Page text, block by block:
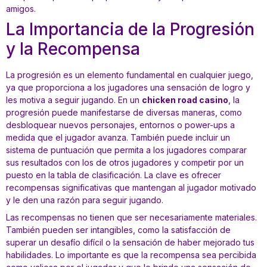
amigos.
La Importancia de la Progresión
y la Recompensa
La progresión es un elemento fundamental en cualquier juego,
ya que proporciona a los jugadores una sensación de logro y
les motiva a seguir jugando. En un chicken road casino , la
progresión puede manifestarse de diversas maneras, como
desbloquear nuevos personajes, entornos o power-ups a
medida que el jugador avanza. También puede incluir un
sistema de puntuación que permita a los jugadores comparar
sus resultados con los de otros jugadores y competir por un
puesto en la tabla de clasificación. La clave es ofrecer
recompensas significativas que mantengan al jugador motivado
y le den una razón para seguir jugando.
Las recompensas no tienen que ser necesariamente materiales.
También pueden ser intangibles, como la satisfacción de
superar un desafío difícil o la sensación de haber mejorado tus
habilidades. Lo importante es que la recompensa sea percibida